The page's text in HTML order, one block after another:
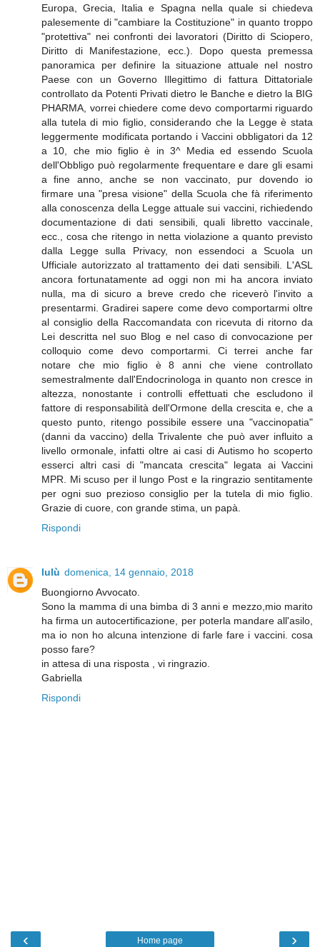
Europa, Grecia, Italia e Spagna nella quale si chiedeva
palesemente di "cambiare la Costituzione" in quanto troppo
"protettiva" nei confronti dei lavoratori (Diritto di Sciopero,
Diritto di Manifestazione, ecc.). Dopo questa premessa
panoramica per definire la situazione attuale nel nostro
Paese con un Governo Illegittimo di fattura Dittatoriale
controllato da Potenti Privati dietro le Banche e dietro la BIG
PHARMA, vorrei chiedere come devo comportarmi riguardo
alla tutela di mio figlio, considerando che la Legge è stata
leggermente modificata portando i Vaccini obbligatori da 12
a 10, che mio figlio è in 3^ Media ed essendo Scuola
dell'Obbligo può regolarmente frequentare e dare gli esami
a fine anno, anche se non vaccinato, pur dovendo io
firmare una "presa visione" della Scuola che fà riferimento
alla conoscenza della Legge attuale sui vaccini, richiedendo
documentazione di dati sensibili, quali libretto vaccinale,
ecc., cosa che ritengo in netta violazione a quanto previsto
dalla Legge sulla Privacy, non essendoci a Scuola un
Ufficiale autorizzato al trattamento dei dati sensibili. L'ASL
ancora fortunatamente ad oggi non mi ha ancora inviato
nulla, ma di sicuro a breve credo che riceverò l'invito a
presentarmi. Gradirei sapere come devo comportarmi oltre
al consiglio della Raccomandata con ricevuta di ritorno da
Lei descritta nel suo Blog e nel caso di convocazione per
colloquio come devo comportarmi. Ci terrei anche far
notare che mio figlio è 8 anni che viene controllato
semestralmente dall'Endocrinologa in quanto non cresce in
altezza, nonostante i controlli effettuati che escludono il
fattore di responsabilità dell'Ormone della crescita e, che a
questo punto, ritengo possibile essere una "vaccinopatia"
(danni da vaccino) della Trivalente che può aver influito a
livello ormonale, infatti oltre ai casi di Autismo ho scoperto
esserci altri casi di "mancata crescita" legata ai Vaccini
MPR. Mi scuso per il lungo Post e la ringrazio sentitamente
per ogni suo prezioso consiglio per la tutela di mio figlio.
Grazie di cuore, con grande stima, un papà.
Rispondi
lulù domenica, 14 gennaio, 2018
Buongiorno Avvocato.
Sono la mamma di una bimba di 3 anni e mezzo,mio marito
ha firma un autocertificazione, per poterla mandare all'asilo,
ma io non ho alcuna intenzione di farle fare i vaccini. cosa
posso fare?
in attesa di una risposta , vi ringrazio.
Gabriella
Rispondi
‹ ›
Home page